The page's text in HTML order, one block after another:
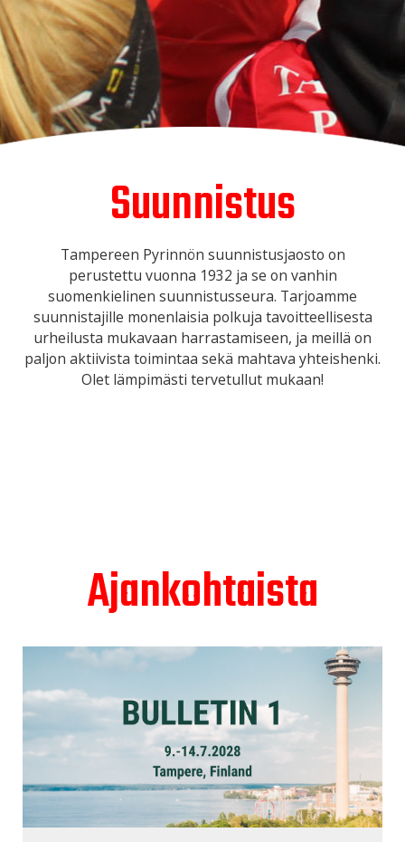
Suunnistus
Tampereen Pyrinnön suunnistusjaosto on
perustettu vuonna 1932 ja se on vanhin
suomenkielinen suunnistusseura. Tarjoamme
suunnistajille monenlaisia polkuja tavoitteellisesta
urheilusta mukavaan harrastamiseen, ja meillä on
paljon aktiivista toimintaa sekä mahtava yhteishenki.
Olet lämpimästi tervetullut mukaan!
Ajankohtaista